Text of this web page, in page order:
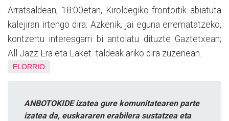
Arratsaldean, 18:00etan, Kiroldegiko frontoitik abiatuta
kalejiran irtengo dira. Azkenik, jai eguna errematatzeko,
kontzertu interesgarri bi antolatu dituzte Gaztetxean;
All Jazz Era eta Laket taldeak ariko dira zuzenean.
ELORRIO
ANBOTOKIDE izatea gure komunitatearen parte
izatea da, euskararen erabilera sustatzea eta